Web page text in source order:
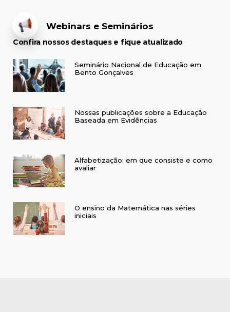
Webinars e Seminários
Confira nossos destaques e fique atualizado
Seminário Nacional de Educação em
Bento Gonçalves
Nossas publicações sobre a Educação
Baseada em Evidências
Alfabetização: em que consiste e como
avaliar
O ensino da Matemática nas séries
iniciais